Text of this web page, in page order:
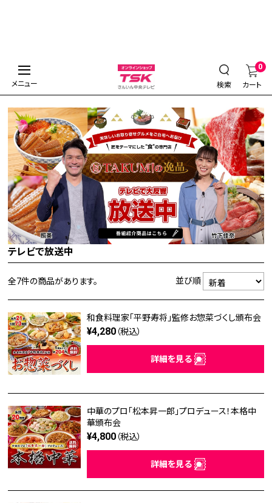
検索 カート
0
メニュー
テレビで放送中
全7件の商品があります。 並び順
和食料理家「平野寿将」監修お惣菜づくし頒布会
¥4,280 （税込）
詳細を見る
中華のプロ「松本昇一郎」プロデュース！本格中
華頒布会
¥4,800 （税込）
詳細を見る